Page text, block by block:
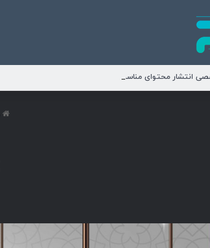
انتشار محتوای مناسبتی و موضوعی